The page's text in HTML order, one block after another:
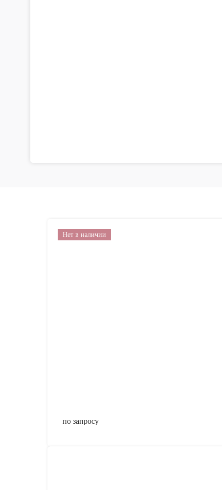
Нет в наличии
по запросу